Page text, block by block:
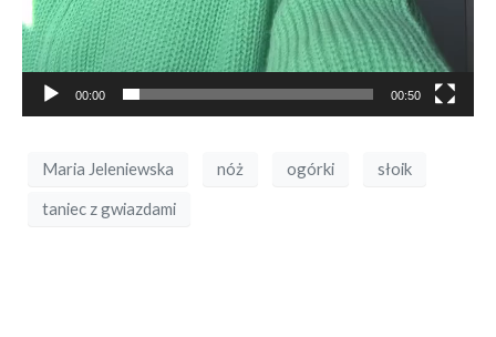
00:00 00:50
Maria Jeleniewska nóż ogórki słoik
taniec z gwiazdami